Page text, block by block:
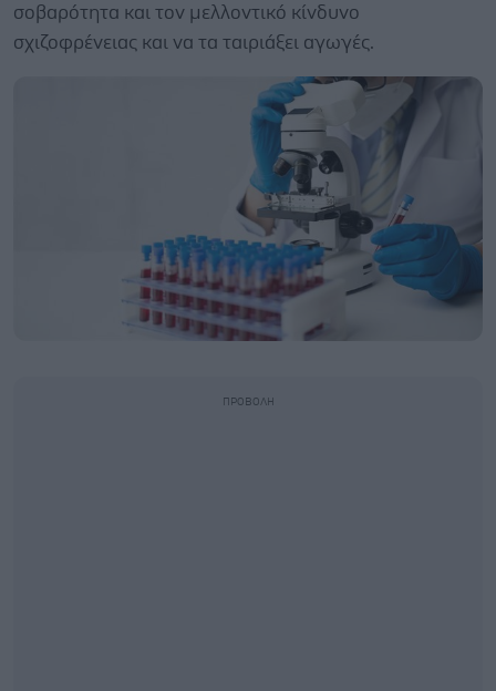
σοβαρότητα και τον μελλοντικό κίνδυνο
σχιζοφρένειας και να τα ταιριάξει αγωγές.